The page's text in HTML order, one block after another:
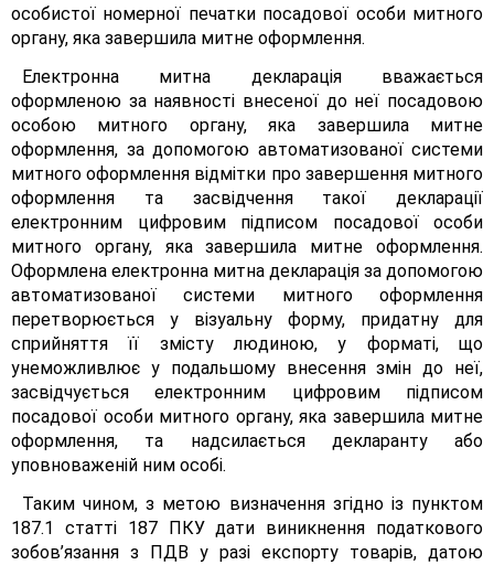
особистої номерної печатки посадової особи митного
органу, яка завершила митне оформлення.
Електронна митна декларація вважається
оформленою за наявності внесеної до неї посадовою
особою митного органу, яка завершила митне
оформлення, за допомогою автоматизованої системи
митного оформлення відмітки про завершення митного
оформлення та засвідчення такої декларації
електронним цифровим підписом посадової особи
митного органу, яка завершила митне оформлення.
Оформлена електронна митна декларація за допомогою
автоматизованої системи митного оформлення
перетворюється у візуальну форму, придатну для
сприйняття її змісту людиною, у форматі, що
унеможливлює у подальшому внесення змін до неї,
засвідчується електронним цифровим підписом
посадової особи митного органу, яка завершила митне
оформлення, та надсилається декларанту або
уповноваженій ним особі.
Таким чином, з метою визначення згідно із пунктом
187.1 статті 187 ПКУ дати виникнення податкового
зобов’язання з ПДВ у разі експорту товарів, датою